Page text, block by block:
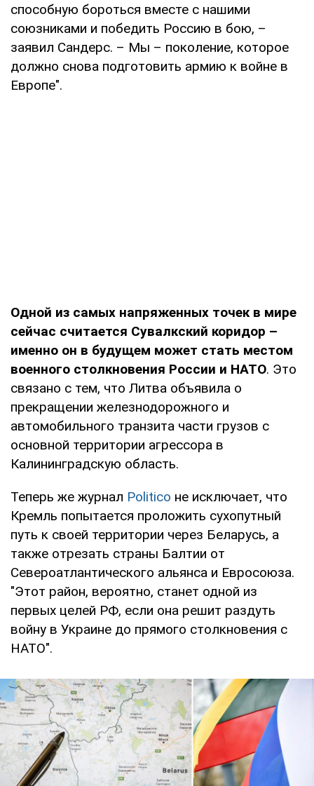
способную бороться вместе с нашими
союзниками и победить Россию в бою, –
заявил Сандерс. – Мы – поколение, которое
должно снова подготовить армию к войне в
Европе".
Одной из самых напряженных точек в мире
сейчас считается Сувалкский коридор –
именно он в будущем может стать местом
военного столкновения России и НАТО. Это
связано с тем, что Литва объявила о
прекращении железнодорожного и
автомобильного транзита части грузов с
основной территории агрессора в
Калининградскую область.
Теперь же журнал Politico не исключает, что
Кремль попытается проложить сухопутный
путь к своей территории через Беларусь, а
также отрезать страны Балтии от
Североатлантического альянса и Евросоюза.
"Этот район, вероятно, станет одной из
первых целей РФ, если она решит раздуть
войну в Украине до прямого столкновения с
НАТО".